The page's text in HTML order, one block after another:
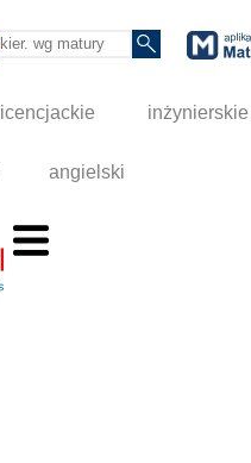
licencjackie inżynierskie
angielski